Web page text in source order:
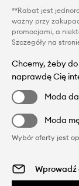
**Rabat jest
ważny przy
promocjami, a
Szczegóły na
Chcemy, żeby
naprawdę Cię
Moda
Moda
Wybór oferty jest